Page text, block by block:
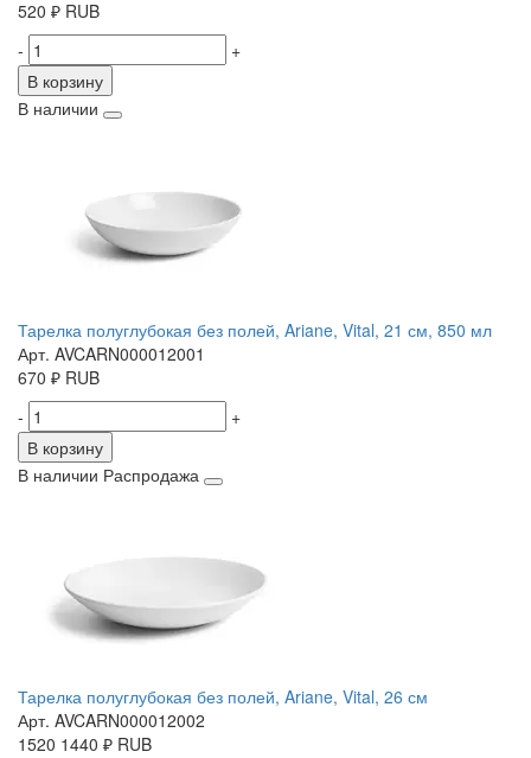
520 ₽ RUB
-
+
В корзину
В наличии
Тарелка полуглубокая без полей, Ariane, Vital, 21 см, 850 мл
Арт. AVCARN000012001
670 ₽ RUB
-
+
В корзину
В наличии Распродажа
Тарелка полуглубокая без полей, Ariane, Vital, 26 см
Арт. AVCARN000012002
1520 1440 ₽ RUB